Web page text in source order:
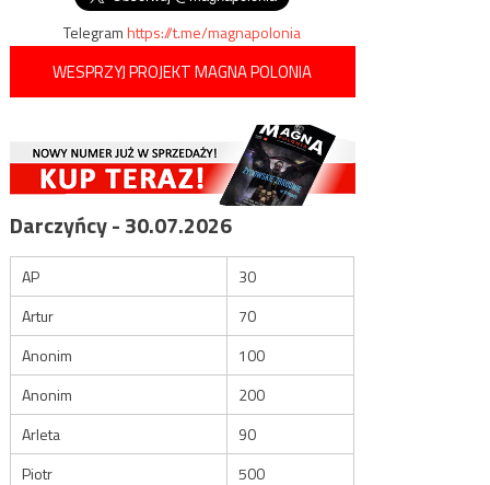
Telegramhttps://t.me/magnapolonia
WESPRZYJ PROJEKT MAGNA POLONIA
Darczyńcy - 30.07.2026
AP
30
Artur
70
Anonim
100
Anonim
200
Arleta
90
Piotr
500